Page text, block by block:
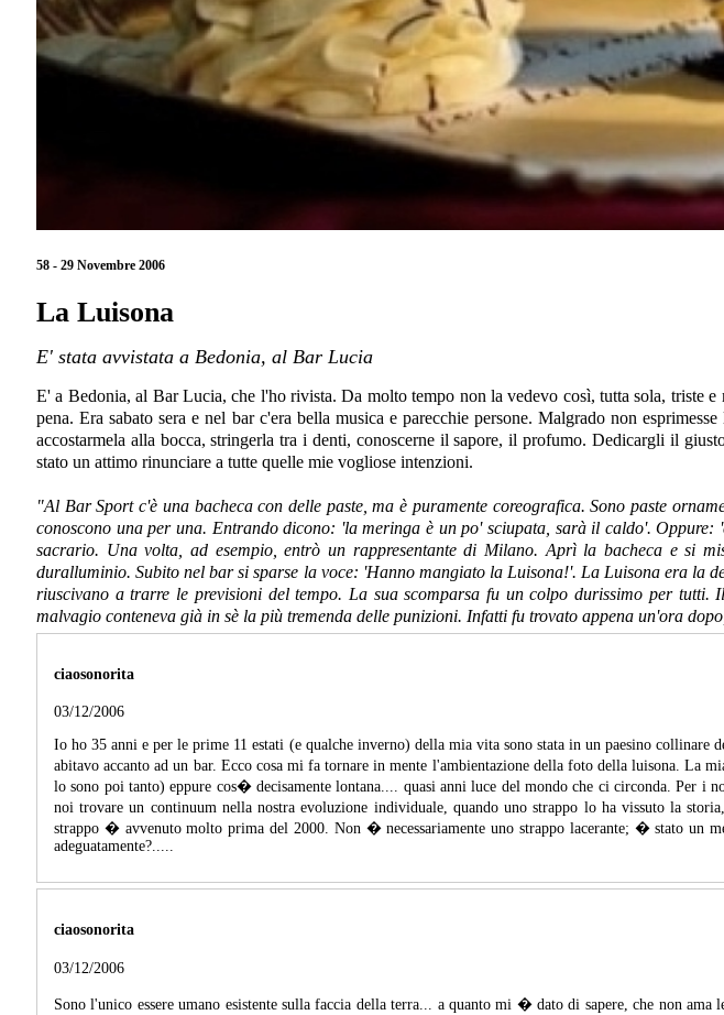
58 - 29 Novembre 2006
La Luisona
E' stata avvistata a Bedonia, al Bar Lucia
E' a Bedonia, al Bar Lucia, che l'ho rivista. Da molto tempo non la vedevo così, tutta sola, triste
pena. Era sabato sera e nel bar c'era bella musica e parecchie persone. Malgrado non
accostarmela alla bocca, stringerla tra i denti, conoscerne il sapore, il profumo. Dedicargli il
stato un attimo rinunciare a tutte quelle mie vogliose intenzioni.
"Al Bar Sport c'è una bacheca con delle paste, ma è puramente coreografica. Sono paste
conoscono una per una. Entrando dicono: 'la meringa è un po' sciupata, sarà il caldo'.
sacrario. Una volta, ad esempio, entrò un rappresentante di Milano. Aprì la bacheca e si
duralluminio. Subito nel bar si sparse la voce: 'Hanno mangiato la Luisona!'. La Luisona era la
riuscivano a trarre le previsioni del tempo. La sua scomparsa fu un colpo durissimo per tutti.
malvagio conteneva già in sè la più tremenda delle punizioni. Infatti fu trovato appena un'ora
ciaosonorita
03/12/2006
Io ho 35 anni e per le prime 11 estati (e qualche inverno) della mia vita sono stata in un paesino
abitavo accanto ad un bar. Ecco cosa mi fa tornare in mente l'ambientazione della foto della luisona.
lo sono poi tanto) eppure cos� decisamente lontana.... quasi anni luce del mondo che ci circonda. Per
noi trovare un continuum nella nostra evoluzione individuale, quando uno strappo lo ha vissuto la
strappo � avvenuto molto prima del 2000. Non � necessariamente uno strappo lacerante; � stato un
adeguatamente?.....
ciaosonorita
03/12/2006
Sono l'unico essere umano esistente sulla faccia della terra... a quanto mi � dato di sapere, che non